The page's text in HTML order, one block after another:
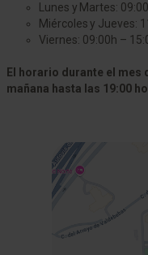
Lunes y Martes:
Miércoles y Jueves:
Viernes: 09:00h –
El horario durante el mes
mañana hasta las 19:00